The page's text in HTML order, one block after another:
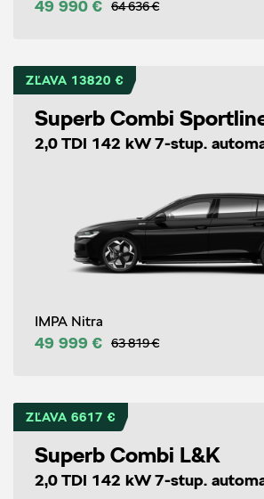
49 990 € 64 636 €
ZĽAVA 13820 €
Superb Combi
2,0 TDI 142 kW 7-stup.
IMPA Nitra
49 999 € 63 819 €
ZĽAVA 6617 €
Superb Combi L&K
2,0 TDI 142 kW 7-stup.